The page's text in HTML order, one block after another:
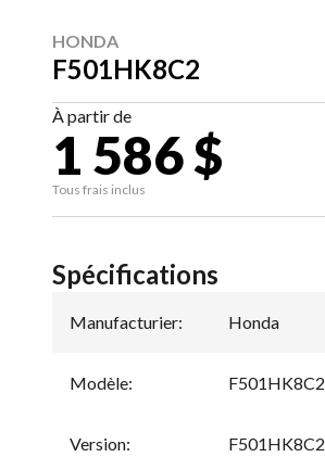
HONDA
F501HK8C2
À partir de
1 586 $
Tous frais inclus
Spécifications
Manufacturier: Honda
Modèle: F501HK8C2
Version: F501HK8C2